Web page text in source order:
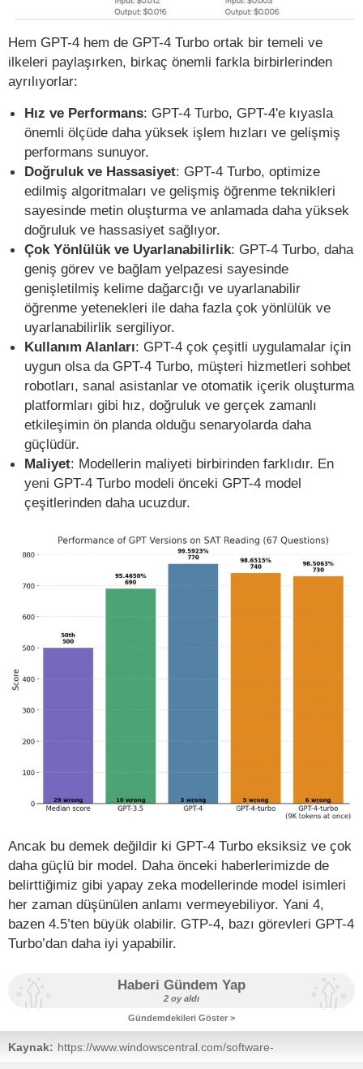
Hem GPT-4 hem de GPT-4 Turbo ortak bir temeli ve
ilkeleri paylaşırken, birkaç önemli farkla birbirlerinden
ayrılıyorlar:
Hız ve Performans: GPT-4 Turbo, GPT-4'e kıyasla
önemli ölçüde daha yüksek işlem hızları ve gelişmiş
performans sunuyor.
Doğruluk ve Hassasiyet: GPT-4 Turbo, optimize
edilmiş algoritmaları ve gelişmiş öğrenme teknikleri
sayesinde metin oluşturma ve anlamada daha yüksek
doğruluk ve hassasiyet sağlıyor.
Çok Yönlülük ve Uyarlanabilirlik: GPT-4 Turbo, daha
geniş görev ve bağlam yelpazesi sayesinde
genişletilmiş kelime dağarcığı ve uyarlanabilir
öğrenme yetenekleri ile daha fazla çok yönlülük ve
uyarlanabilirlik sergiliyor.
Kullanım Alanları: GPT-4 çok çeşitli uygulamalar için
uygun olsa da GPT-4 Turbo, müşteri hizmetleri sohbet
robotları, sanal asistanlar ve otomatik içerik oluşturma
platformları gibi hız, doğruluk ve gerçek zamanlı
etkileşimin ön planda olduğu senaryolarda daha
güçlüdür.
Maliyet: Modellerin maliyeti birbirinden farklıdır. En
yeni GPT-4 Turbo modeli önceki GPT-4 model
çeşitlerinden daha ucuzdur.
Ancak bu demek değildir ki GPT-4 Turbo eksiksiz ve çok
daha güçlü bir model. Daha önceki haberlerimizde de
belirttiğimiz gibi yapay zeka modellerinde model isimleri
her zaman düşünülen anlamı vermeyebiliyor. Yani 4,
bazen 4.5’ten büyük olabilir. GTP-4, bazı görevleri GPT-4
Turbo’dan daha iyi yapabilir.
Haberi Gündem Yap
2 oy aldı
Gündemdekileri Göster >
Kaynak: https://www.windowscentral.com/software-
apps/microsoft-copilot-is-now-more-accurate-and-